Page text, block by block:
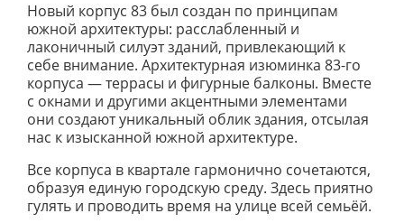
Новый корпус 83 был создан по принципам
южной архитектуры: расслабленный и
лаконичный силуэт зданий, привлекающий к
себе внимание. Архитектурная изюминка 83-го
корпуса — террасы и фигурные балконы. Вместе
с окнами и другими акцентными элементами
они создают уникальный облик здания, отсылая
нас к изысканной южной архитектуре.
Все корпуса в квартале гармонично сочетаются,
образуя единую городскую среду. Здесь приятно
гулять и проводить время на улице всей семьёй.